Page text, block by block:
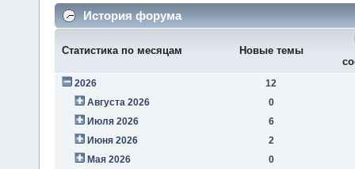
История форума
Статистика по месяцам Новые темы
2026
12
Августа 2026
0
Июля 2026
6
Июня 2026
2
Мая 2026
0